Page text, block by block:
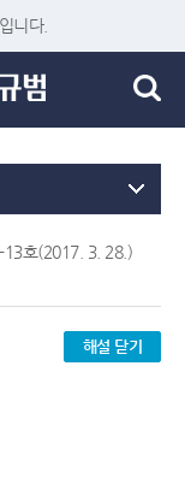
니다.
13호(2017. 3. 28.)
해설 닫기